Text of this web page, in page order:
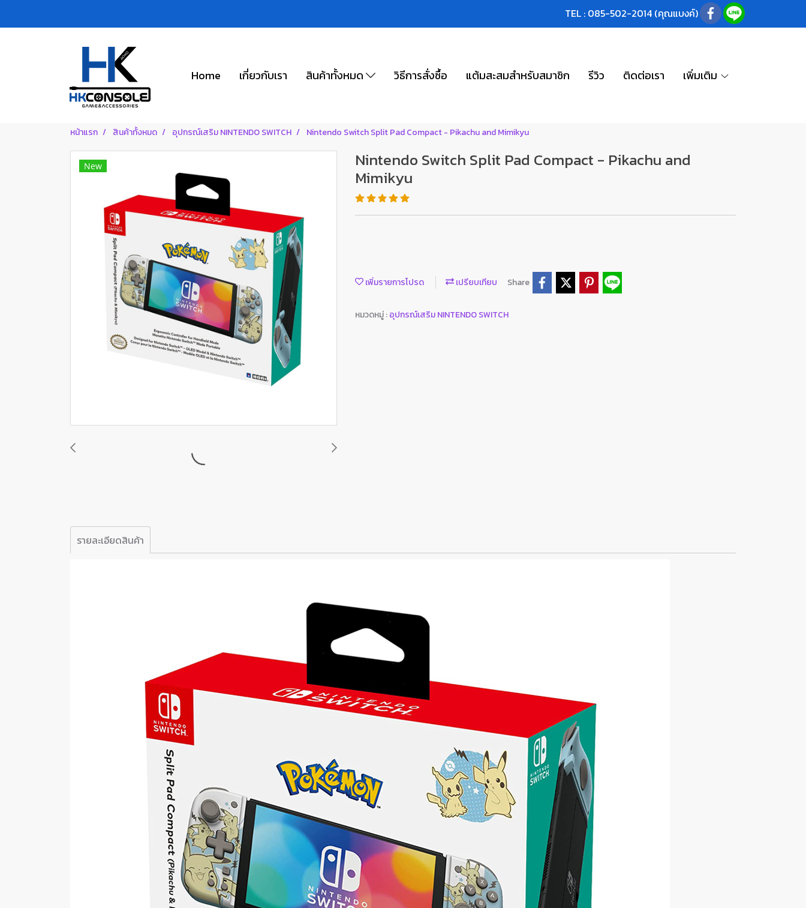
TEL : 085-502-2014 (คุณแบงค์)
Home เกี่ยวกับเรา สินค้าทั้งหมด วิธีการสั่งซื้อ แต้มสะสมสำหรับสมาชิก รีวิว ติดต่อเรา เพิ่มเติม
หน้าแรก สินค้าทั้งหมด อุปกรณ์เสริม NINTENDO SWITCH Nintendo Switch Split Pad Compact - Pikachu and Mimikyu
New Nintendo Switch Split Pad Compact - Pikachu and
Mimikyu
เพิ่มรายการโปรด เปรียบเทียบ Share
หมวดหมู่ :อุปกรณ์เสริม NINTENDO SWITCH
รายละเอียดสินค้า